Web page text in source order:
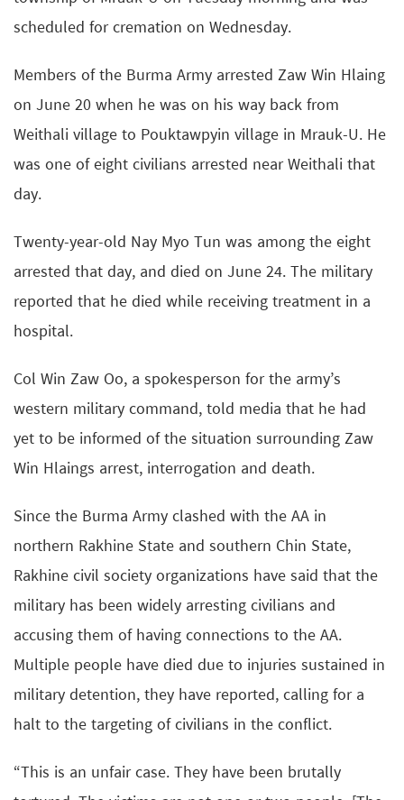
scheduled for cremation on Wednesday.
Members of the Burma Army arrested Zaw Win Hlaing
on June 20 when he was on his way back from
Weithali village to Pouktawpyin village in Mrauk-U. He
was one of eight civilians arrested near Weithali that
day.
Twenty-year-old Nay Myo Tun was among the eight
arrested that day, and died on June 24. The military
reported that he died while receiving treatment in a
hospital.
Col Win Zaw Oo, a spokesperson for the army’s
western military command, told media that he had
yet to be informed of the situation surrounding Zaw
Win Hlaings arrest, interrogation and death.
Since the Burma Army clashed with the AA in
northern Rakhine State and southern Chin State,
Rakhine civil society organizations have said that the
military has been widely arresting civilians and
accusing them of having connections to the AA.
Multiple people have died due to injuries sustained in
military detention, they have reported, calling for a
halt to the targeting of civilians in the conflict.
“This is an unfair case. They have been brutally